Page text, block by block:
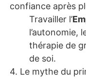
confiance après
Travailler l’
l’autonomie,
thérapie de
de soi.
4. Le mythe du